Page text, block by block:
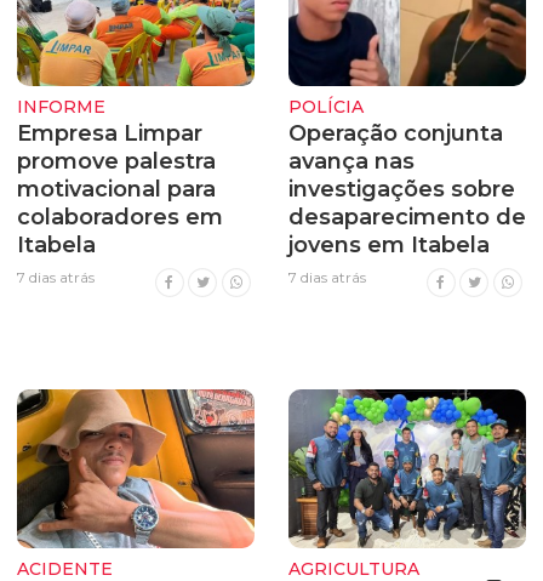
INFORME
Empresa Limpar
promove palestra
motivacional para
colaboradores em
Itabela
7 dias atrás
POLÍCIA
Operação conjunta
avança nas
investigações sobre
desaparecimento de
jovens em Itabela
7 dias atrás
ACIDENTE AGRICULTURA